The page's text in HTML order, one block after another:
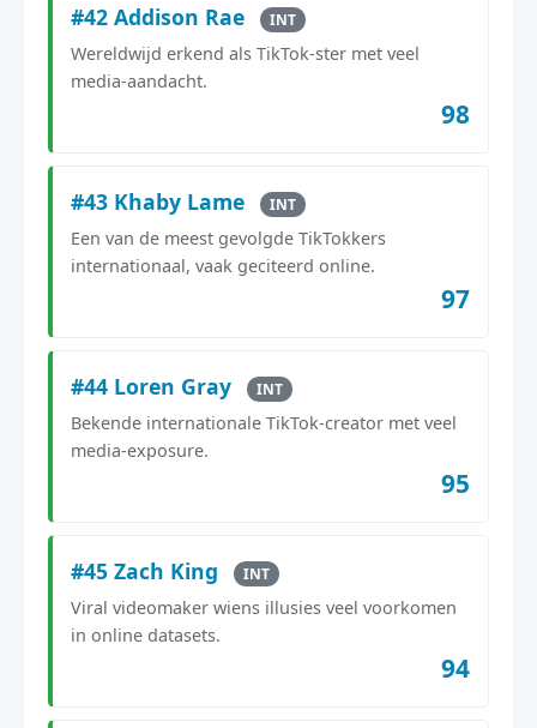
#42 Addison Rae INT
Wereldwijd erkend als TikTok-ster met veel
media-aandacht.
98
#43 Khaby Lame INT
Een van de meest gevolgde TikTokkers
internationaal, vaak geciteerd online.
97
#44 Loren Gray INT
Bekende internationale TikTok-creator met veel
media-exposure.
95
#45 Zach King INT
Viral videomaker wiens illusies veel voorkomen
in online datasets.
94